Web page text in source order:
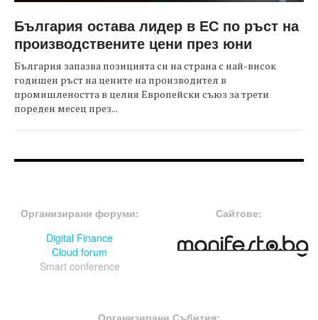
България остава лидер в ЕС по ръст на
производствените цени през юни
България запазва позицията си на страна с най-висок
годишен ръст на цените на производител в
промишлеността в целия Европейски съюз за трети
пореден месец през...
Организирани форуми:
Digital Finance
Cloud forum
Smart conference
Сайтове:
Организирани Събития: